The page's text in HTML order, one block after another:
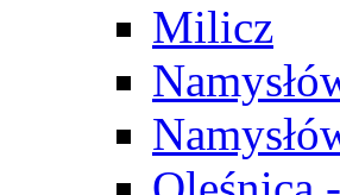
Milicz